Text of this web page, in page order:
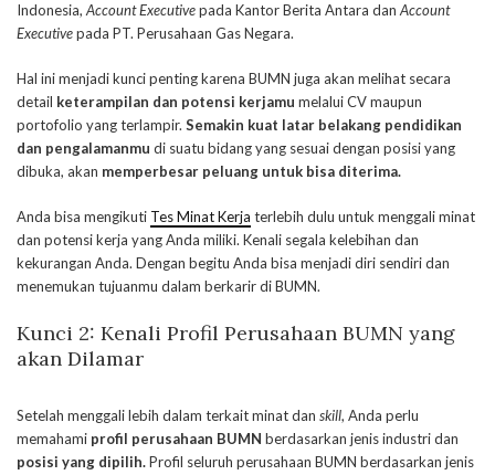
Indonesia, Account Executivepada Kantor Berita Antara dan Account
Executivepada PT. Perusahaan Gas Negara.
Hal ini menjadi kunci penting karena BUMN juga akan melihat secara
detail keterampilan dan potensi kerjamu melalui CV maupun
portofolio yang terlampir. Semakin kuat latar belakang pendidikan
dan pengalamanmu di suatu bidang yang sesuai dengan posisi yang
dibuka, akan memperbesar peluang untuk bisa diterima.
Anda bisa mengikuti Tes Minat Kerja terlebih dulu untuk menggali minat
dan potensi kerja yang Anda miliki. Kenali segala kelebihan dan
kekurangan Anda. Dengan begitu Anda bisa menjadi diri sendiri dan
menemukan tujuanmu dalam berkarir di BUMN.
Kunci 2: Kenali Profil Perusahaan BUMN yang
akan Dilamar
Setelah menggali lebih dalam terkait minat dan skill, Anda perlu
memahami profil perusahaan BUMN berdasarkan jenis industri dan
posisi yang dipilih.Profil seluruh perusahaan BUMN berdasarkan jenis